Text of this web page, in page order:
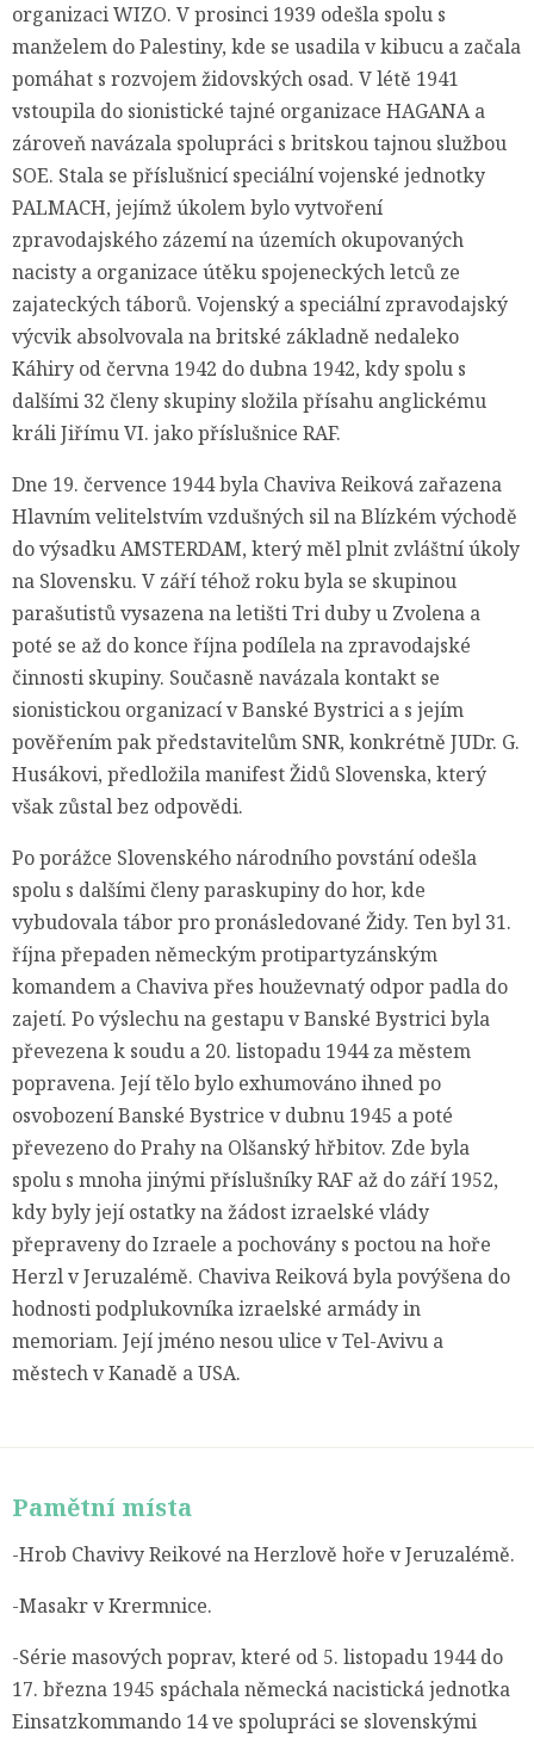
organizaci WIZO. V prosinci 1939 odešla spolu s
manželem do Palestiny, kde se usadila v kibucu a začala
pomáhat s rozvojem židovských osad. V létě 1941
vstoupila do sionistické tajné organizace HAGANA a
zároveň navázala spolupráci s britskou tajnou službou
SOE. Stala se příslušnicí speciální vojenské jednotky
PALMACH, jejímž úkolem bylo vytvoření
zpravodajského zázemí na územích okupovaných
nacisty a organizace útěku spojeneckých letců ze
zajateckých táborů. Vojenský a speciální zpravodajský
výcvik absolvovala na britské základně nedaleko
Káhiry od června 1942 do dubna 1942, kdy spolu s
dalšími 32 členy skupiny složila přísahu anglickému
králi Jiřímu VI. jako příslušnice RAF.
Dne 19. července 1944 byla Chaviva Reiková zařazena
Hlavním velitelstvím vzdušných sil na Blízkém východě
do výsadku AMSTERDAM, který měl plnit zvláštní úkoly
na Slovensku. V září téhož roku byla se skupinou
parašutistů vysazena na letišti Tri duby u Zvolena a
poté se až do konce října podílela na zpravodajské
činnosti skupiny. Současně navázala kontakt se
sionistickou organizací v Banské Bystrici a s jejím
pověřením pak představitelům SNR, konkrétně JUDr. G.
Husákovi, předložila manifest Židů Slovenska, který
však zůstal bez odpovědi.
Po porážce Slovenského národního povstání odešla
spolu s dalšími členy paraskupiny do hor, kde
vybudovala tábor pro pronásledované Židy. Ten byl 31.
října přepaden německým protipartyzánským
komandem a Chaviva přes houževnatý odpor padla do
zajetí. Po výslechu na gestapu v Banské Bystrici byla
převezena k soudu a 20. listopadu 1944 za městem
popravena. Její tělo bylo exhumováno ihned po
osvobození Banské Bystrice v dubnu 1945 a poté
převezeno do Prahy na Olšanský hřbitov. Zde byla
spolu s mnoha jinými příslušníky RAF až do září 1952,
kdy byly její ostatky na žádost izraelské vlády
přepraveny do Izraele a pochovány s poctou na hoře
Herzl v Jeruzalémě. Chaviva Reiková byla povýšena do
hodnosti podplukovníka izraelské armády in
memoriam. Její jméno nesou ulice v Tel-Avivu a
městech v Kanadě a USA.
Pamětní místa
-Hrob Chavivy Reikové na Herzlově hoře v Jeruzalémě.
-Masakr v Krermnice.
-Série masových poprav, které od 5. listopadu 1944 do
17. března 1945 spáchala německá nacistická jednotka
Einsatzkommando 14 ve spolupráci se slovenskými